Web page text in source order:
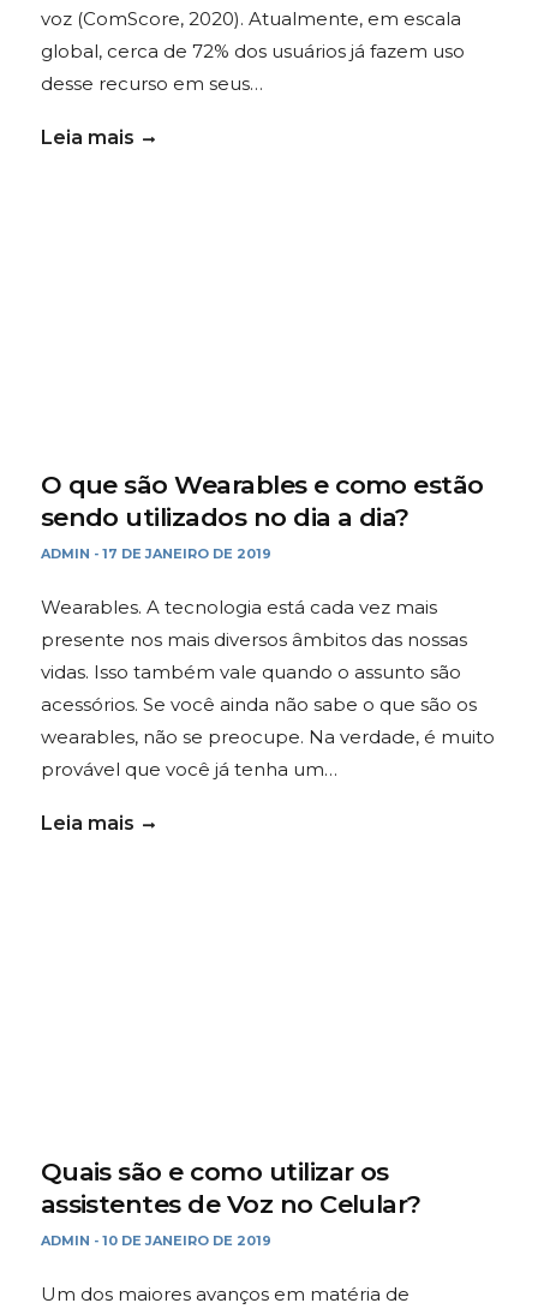
voz (ComScore, 2020). Atualmente, em escala
global, cerca de 72% dos usuários já fazem uso
desse recurso em seus…
Leia mais
O que são Wearables e como estão
sendo utilizados no dia a dia?
ADMIN - 17 DE JANEIRO DE 2019
Wearables. A tecnologia está cada vez mais
presente nos mais diversos âmbitos das nossas
vidas. Isso também vale quando o assunto são
acessórios. Se você ainda não sabe o que são os
wearables, não se preocupe. Na verdade, é muito
provável que você já tenha um…
Leia mais
Quais são e como utilizar os
assistentes de Voz no Celular?
ADMIN - 10 DE JANEIRO DE 2019
Um dos maiores avanços em matéria de